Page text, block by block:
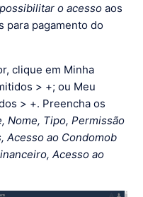
possibilitar o acesso aos
para pagamento do
clique em Minha
> +; ou Meu
> +. Preencha os
Nome, Tipo, Permissão
Acesso ao Condomob
Acesso ao